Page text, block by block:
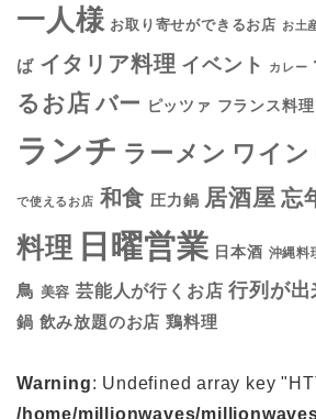
一人様 お取り寄せができるお店 お土
ば イタリア料理 イベント カレー
るお店 バー ピッツァ フランス料理
ランチ ラーメン ワイン
で使えるお店 和食 圧力鍋 居酒屋 忘
料理 日曜営業 日本酒 沖縄料
鳥 美容 芸能人が行くお店 行列が
鍋 飲み放題のお店 鶏料理
Warning: Undefined array key
/home/millionwaves/